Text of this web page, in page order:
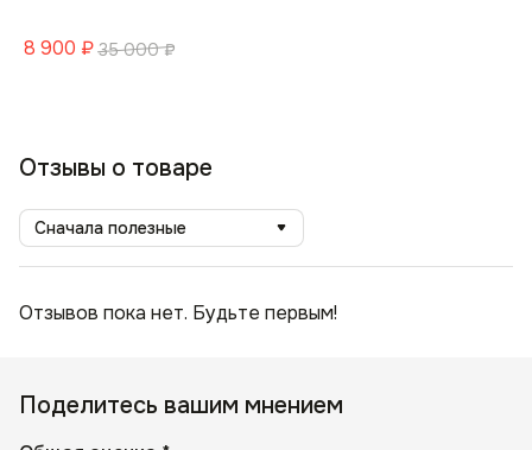
8 900 ₽ 35 000 ₽
Отзывы о товаре
Сначала полезные
Отзывов пока нет. Будьте первым!
Поделитесь вашим мнением